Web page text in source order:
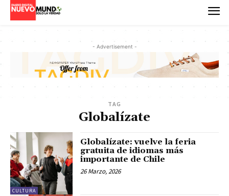
- Advertisement -
TAG
Globalízate
CULTURA
Globalízate: vuelve la feria
gratuita de idiomas más
importante de Chile
26 Marzo, 2026